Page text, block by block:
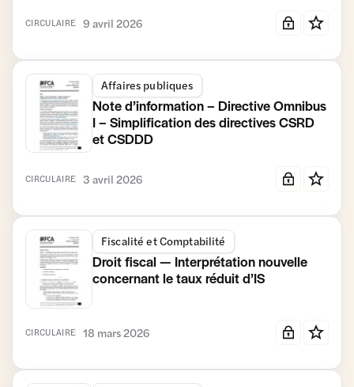
CIRCULAIRE 9 avril 2026
Affaires publiques
Note d’information – Directive Omnibus
I – Simplification des directives CSRD
et CSDDD
CIRCULAIRE 3 avril 2026
Fiscalité et Comptabilité
Droit fiscal — Interprétation nouvelle
concernant le taux réduit d’IS
CIRCULAIRE 18 mars 2026